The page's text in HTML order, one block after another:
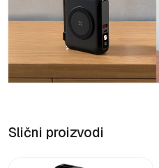
Slični proizvodi